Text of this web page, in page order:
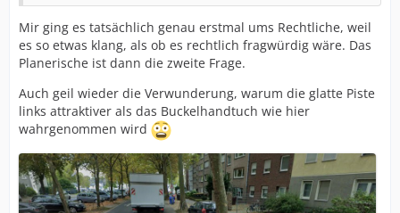
Mir ging es tatsächlich genau erstmal ums Rechtliche, weil
es so etwas klang, als ob es rechtlich fragwürdig wäre. Das
Planerische ist dann die zweite Frage.
Auch geil wieder die Verwunderung, warum die glatte Piste
links attraktiver als das Buckelhandtuch wie hier
wahrgenommen wird